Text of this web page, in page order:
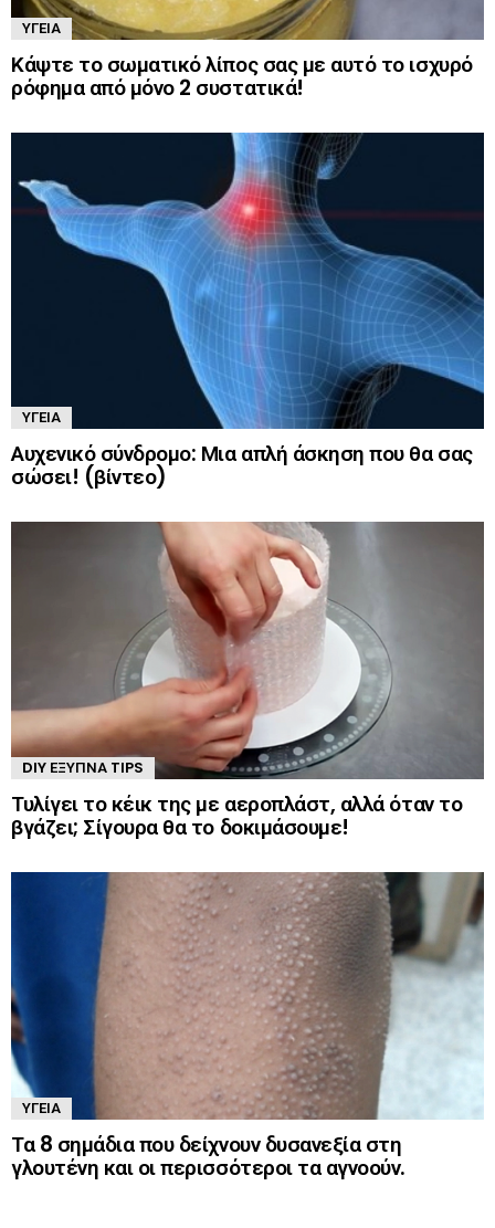
ΥΓΕΊΑ
Κάψτε το σωματικό λίπος σας με αυτό το ισχυρό
ρόφημα από μόνο 2 συστατικά!
ΥΓΕΊΑ
Αυχενικό σύνδρομο: Μια απλή άσκηση που θα σας
σώσει! (βίντεο)
DIY ΈΞΥΠΝΑ TIPS
Τυλίγει το κέικ της με αεροπλάστ, αλλά όταν το
βγάζει; Σίγουρα θα το δοκιμάσουμε!
ΥΓΕΊΑ
Τα 8 σημάδια που δείχνουν δυσανεξία στη
γλουτένη και οι περισσότεροι τα αγνοούν.